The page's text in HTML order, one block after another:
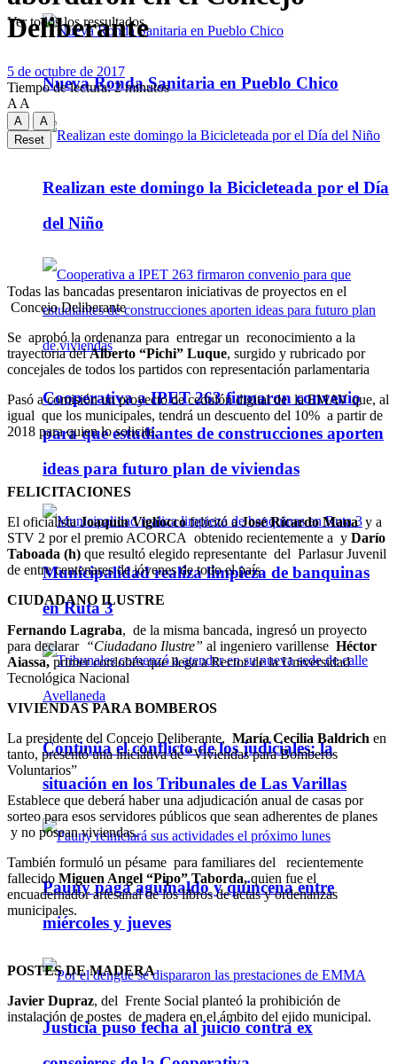
Nueva Ronda Sanitaria en Pueblo Chico
Realizan este domingo la Bicicleteada por el Día
del Niño
Cooperativa a IPET 263 firmaron convenio
para que estudiantes de construcciones aporten
ideas para futuro plan de viviendas
Municipalidad realiza limpieza de banquinas
en Ruta 3
Continúa el conflicto de los judiciales: la
situación en los Tribunales de Las Varillas
Pauny paga aguinaldo y quincena entre
miércoles y jueves
Justicia puso fecha al juicio contra ex
Ver todos los ressultados
Deliberante
5 de octubre de 2017
Tiempo de lectura: 2 minutos
A A
A
A
Reset
Todas las bancadas presentaron iniciativas de proyectos en el
Concejo Deliberante
Se aprobó la ordenanza para entregar un reconocimiento a la
trayectoria delAlberto “Pichi” Luque, surgido y rubricado por
concejales de todos los partidos con representación parlamentaria
Pasó a comisión un proyecto de cedulón digital de la EMAV que, al
igual que los municipales, tendrá un descuento del 10% a partir de
2018 para quien lo solicite.
FELICITACIONES
El oficialistaJoaquin Viglioccofelicitó aJosé Ricardo Manay a
STV 2 por el premio ACORCA obtenido recientemente a y Darío
Taboada (h) que resultó elegido representante del Parlasur Juvenil
de entre centenares de jóvenes de todo el país
CIUDADANO ILUSTRE
Fernando Lagraba, de la misma bancada, ingresó un proyecto
para declarar “Ciudadano Ilustre” al ingeniero varillense Héctor
Aiassa,primer cordobés que llega a Rector de la Universidad
Tecnológica Nacional
VIVIENDAS PARA BOMBEROS
La presidente del Concejo Deliberante, María Cecilia Baldrich en
tanto, presentó una iniciativa de “Viviendas para Bomberos
Voluntarios”
Establece que deberá haber una adjudicación anual de casas por
sorteo para esos servidores públicos que sean adherentes de planes
y no posean viviendas.
También formuló un pésame para familiares del recientemente
fallecido Miguen Angel “Pipo” Taborda,quien fue el
encuadernador artesanal de los libros de actas y ordenanzas
municipales.
POSTES DE MADERA
Javier Dupraz, del Frente Social planteó la prohibición de
instalación de postes de madera en el ámbito del ejido municipal.